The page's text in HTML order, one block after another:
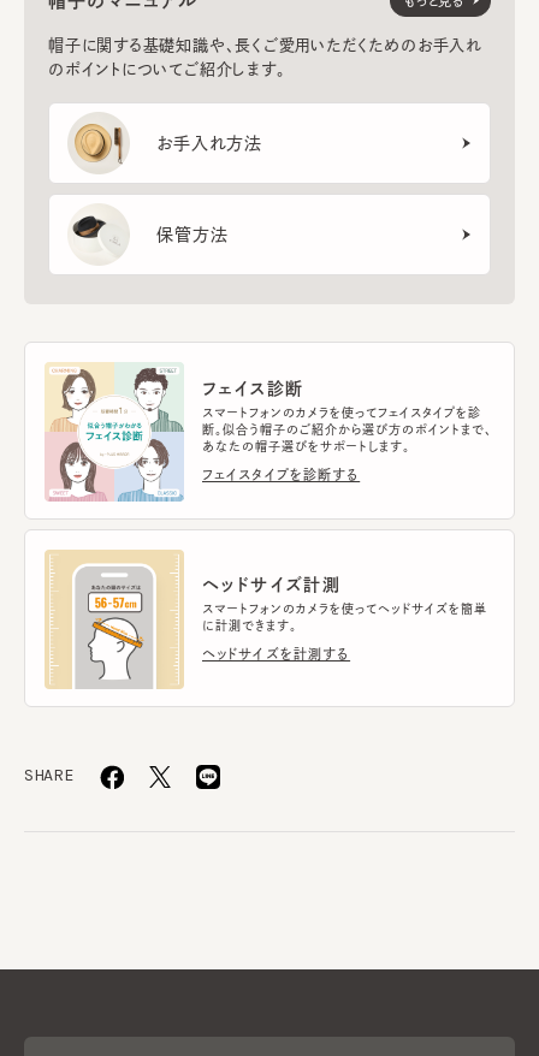
帽子に関する基礎知識や、長くご愛用いただくためのお手入れ
のポイントについてご紹介します。
お手入れ方法
保管方法
フェイス診断
スマートフォンのカメラを使ってフェイスタイプを診
断。似合う帽子のご紹介から選び方のポイントまで、
あなたの帽子選びをサポートします。
フェイスタイプを診断する
ヘッドサイズ計測
スマートフォンのカメラを使ってヘッドサイズを簡単
に計測できます。
ヘッドサイズを計測する
SHARE